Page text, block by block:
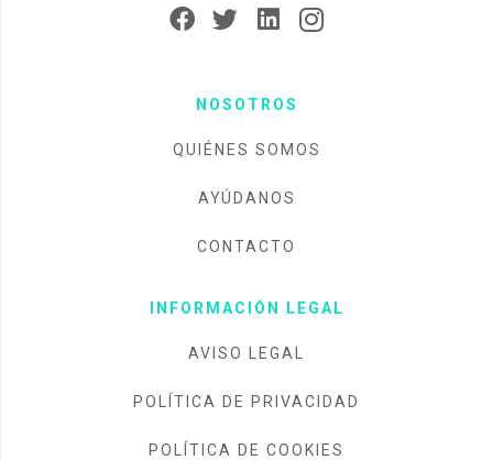
NOSOTROS
QUIÉNES SOMOS
AYÚDANOS
CONTACTO
INFORMACIÓN LEGAL
AVISO LEGAL
POLÍTICA DE PRIVACIDAD
POLÍTICA DE COOKIES